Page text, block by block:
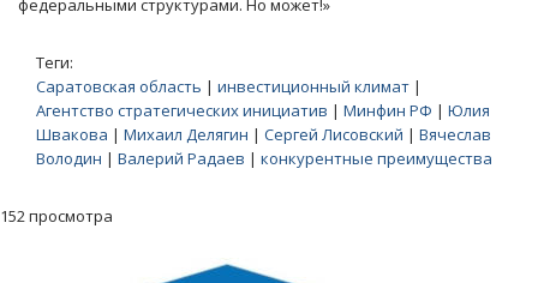
федеральными структурами. Но может!»
Теги:
Саратовская область | инвестиционный климат |
Агентство стратегических инициатив | Минфин РФ | Юлия
Швакова | Михаил Делягин | Сергей Лисовский | Вячеслав
Володин | Валерий Радаев | конкурентные преимущества
152 просмотра